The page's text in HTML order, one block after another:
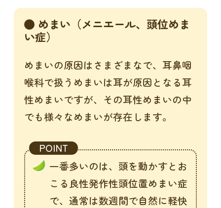
めまい（メニエール、頭位めま
い症）
めまいの原因はさまざまなで、耳鼻咽
喉科で扱うめまいは耳が原因となる耳
性めまいですが、その耳性めまいの中
でも様々なめまいが存在します。
POINT
一番多いのは、頭を動かすとお
こる良性発作性頭位置めまい症
で、通常は数週間で自然に軽快